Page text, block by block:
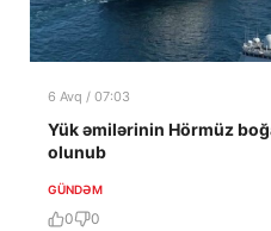
6 Avq / 07:03
Yük əmilərinin Hörmüz
olunub
GÜNDƏM
0 0